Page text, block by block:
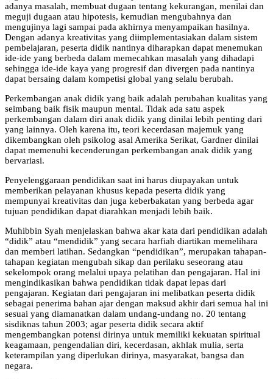
adanya masalah, membuat dugaan tentang kekurangan, menilai dan
meguji dugaan atau hipotesis, kemudian mengubahnya dan
mengujinya lagi sampai pada akhirnya menyampaikan hasilnya.
Dengan adanya kreativitas yang diimplementasiakan dalam sistem
pembelajaran, peserta didik nantinya diharapkan dapat menemukan
ide-ide yang berbeda dalam memecahkan masalah yang dihadapi
sehingga ide-ide kaya yang progresif dan divergen pada nantinya
dapat bersaing dalam kompetisi global yang selalu berubah.
Perkembangan anak didik yang baik adalah perubahan kualitas yang
seimbang baik fisik maupun mental. Tidak ada satu aspek
perkembangan dalam diri anak didik yang dinilai lebih penting dari
yang lainnya. Oleh karena itu, teori kecerdasan majemuk yang
dikembangkan oleh psikolog asal Amerika Serikat, Gardner dinilai
dapat memenuhi kecenderungan perkembangan anak didik yang
bervariasi.
Penyelenggaraan pendidikan saat ini harus diupayakan untuk
memberikan pelayanan khusus kepada peserta didik yang
mempunyai kreativitas dan juga keberbakatan yang berbeda agar
tujuan pendidikan dapat diarahkan menjadi lebih baik.
Muhibbin Syah menjelaskan bahwa akar kata dari pendidikan adalah
“didik” atau “mendidik” yang secara harfiah diartikan memelihara
dan memberi latihan. Sedangkan “pendidikan”, merupakan tahapan-
tahapan kegiatan mengubah sikap dan perilaku seseorang atau
sekelompok orang melalui upaya pelatihan dan pengajaran. Hal ini
mengindikasikan bahwa pendidikan tidak dapat lepas dari
pengajaran. Kegiatan dari pengajaran ini melibatkan peserta didik
sebagai penerima bahan ajar dengan maksud akhir dari semua hal ini
sesuai yang diamanatkan dalam undang-undang no. 20 tentang
sisdiknas tahun 2003; agar peserta didik secara aktif
mengembangkan potensi dirinya untuk memiliki kekuatan spiritual
keagamaan, pengendalian diri, kecerdasan, akhlak mulia, serta
keterampilan yang diperlukan dirinya, masyarakat, bangsa dan
negara.